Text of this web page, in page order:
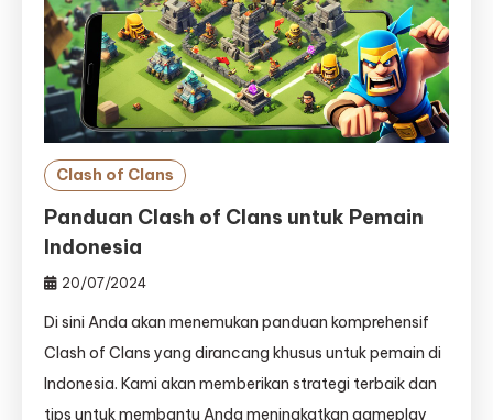
Clash of Clans
Panduan Clash of Clans untuk Pemain
Indonesia
20/07/2024
Di sini Anda akan menemukan panduan komprehensif
Clash of Clans yang dirancang khusus untuk pemain di
Indonesia. Kami akan memberikan strategi terbaik dan
tips untuk membantu Anda meningkatkan gameplay